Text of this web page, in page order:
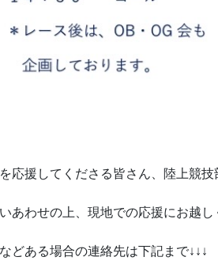
応援してくださる皆さん、陸上競技
あわせの上、現地での応援にお越し
どある場合の連絡先は下記まで↓↓↓